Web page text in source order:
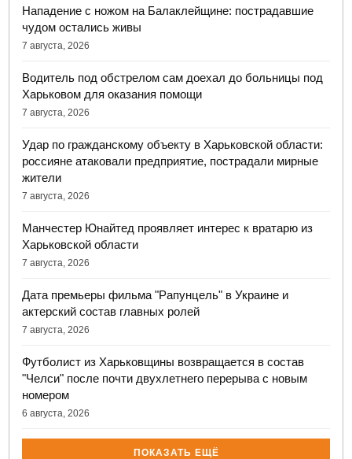
Нападение с ножом на Балаклейщине: пострадавшие
чудом остались живы
7 августа, 2026
Водитель под обстрелом сам доехал до больницы под
Харьковом для оказания помощи
7 августа, 2026
Удар по гражданскому объекту в Харьковской области:
россияне атаковали предприятие, пострадали мирные
жители
7 августа, 2026
Манчестер Юнайтед проявляет интерес к вратарю из
Харьковской области
7 августа, 2026
Дата премьеры фильма "Рапунцель" в Украине и
актерский состав главных ролей
7 августа, 2026
Футболист из Харьковщины возвращается в состав
"Челси" после почти двухлетнего перерыва с новым
номером
6 августа, 2026
ПОКАЗАТЬ ЕЩЁ